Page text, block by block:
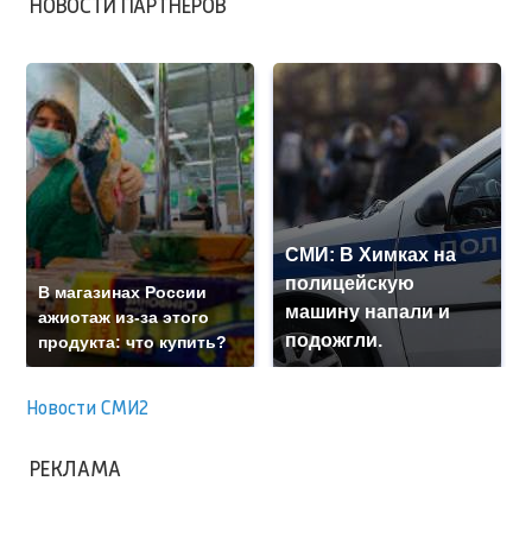
НОВОСТИ ПАРТНЕРОВ
В магазинах России
ажиотаж из-за этого
продукта: что купить?
СМИ: В Химках на
полицейскую
машину напали и
подожгли.
Новости СМИ2
РЕКЛАМА